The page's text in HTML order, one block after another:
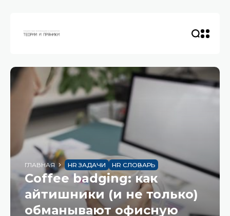
ГЛАВНАЯ HR ЗАДАЧИ HR СЛОВАРЬ
Coffee badging: как
айтишники (и не только)
обманывают офисную